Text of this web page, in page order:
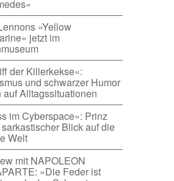
»Yellow
jetzt im
der Killerkekse«:
und schwarzer Humor
auf Alltagssituationen
im Cyberspace«: Prinz
Blick auf die
Welt
mit NAPOLEON
»Die Feder ist